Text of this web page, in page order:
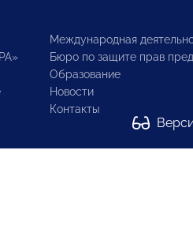
Международная
Бюро по защите прав
Образование
Новости
Контакты